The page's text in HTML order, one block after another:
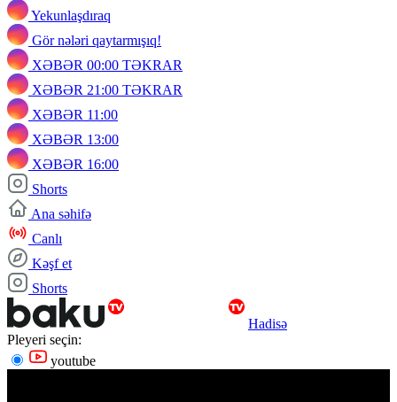
Yekunlaşdıraq
Gör nələri qaytarmışıq!
XƏBƏR 00:00 TƏKRAR
XƏBƏR 21:00 TƏKRAR
XƏBƏR 11:00
XƏBƏR 13:00
XƏBƏR 16:00
Shorts
Ana səhifə
Canlı
Kəşf et
Shorts
Hadisə
Pleyeri seçin:
youtube